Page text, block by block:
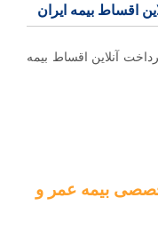
اقساط بيمه ايران
آنلاین اقساط بيمه
بیمه عمر و